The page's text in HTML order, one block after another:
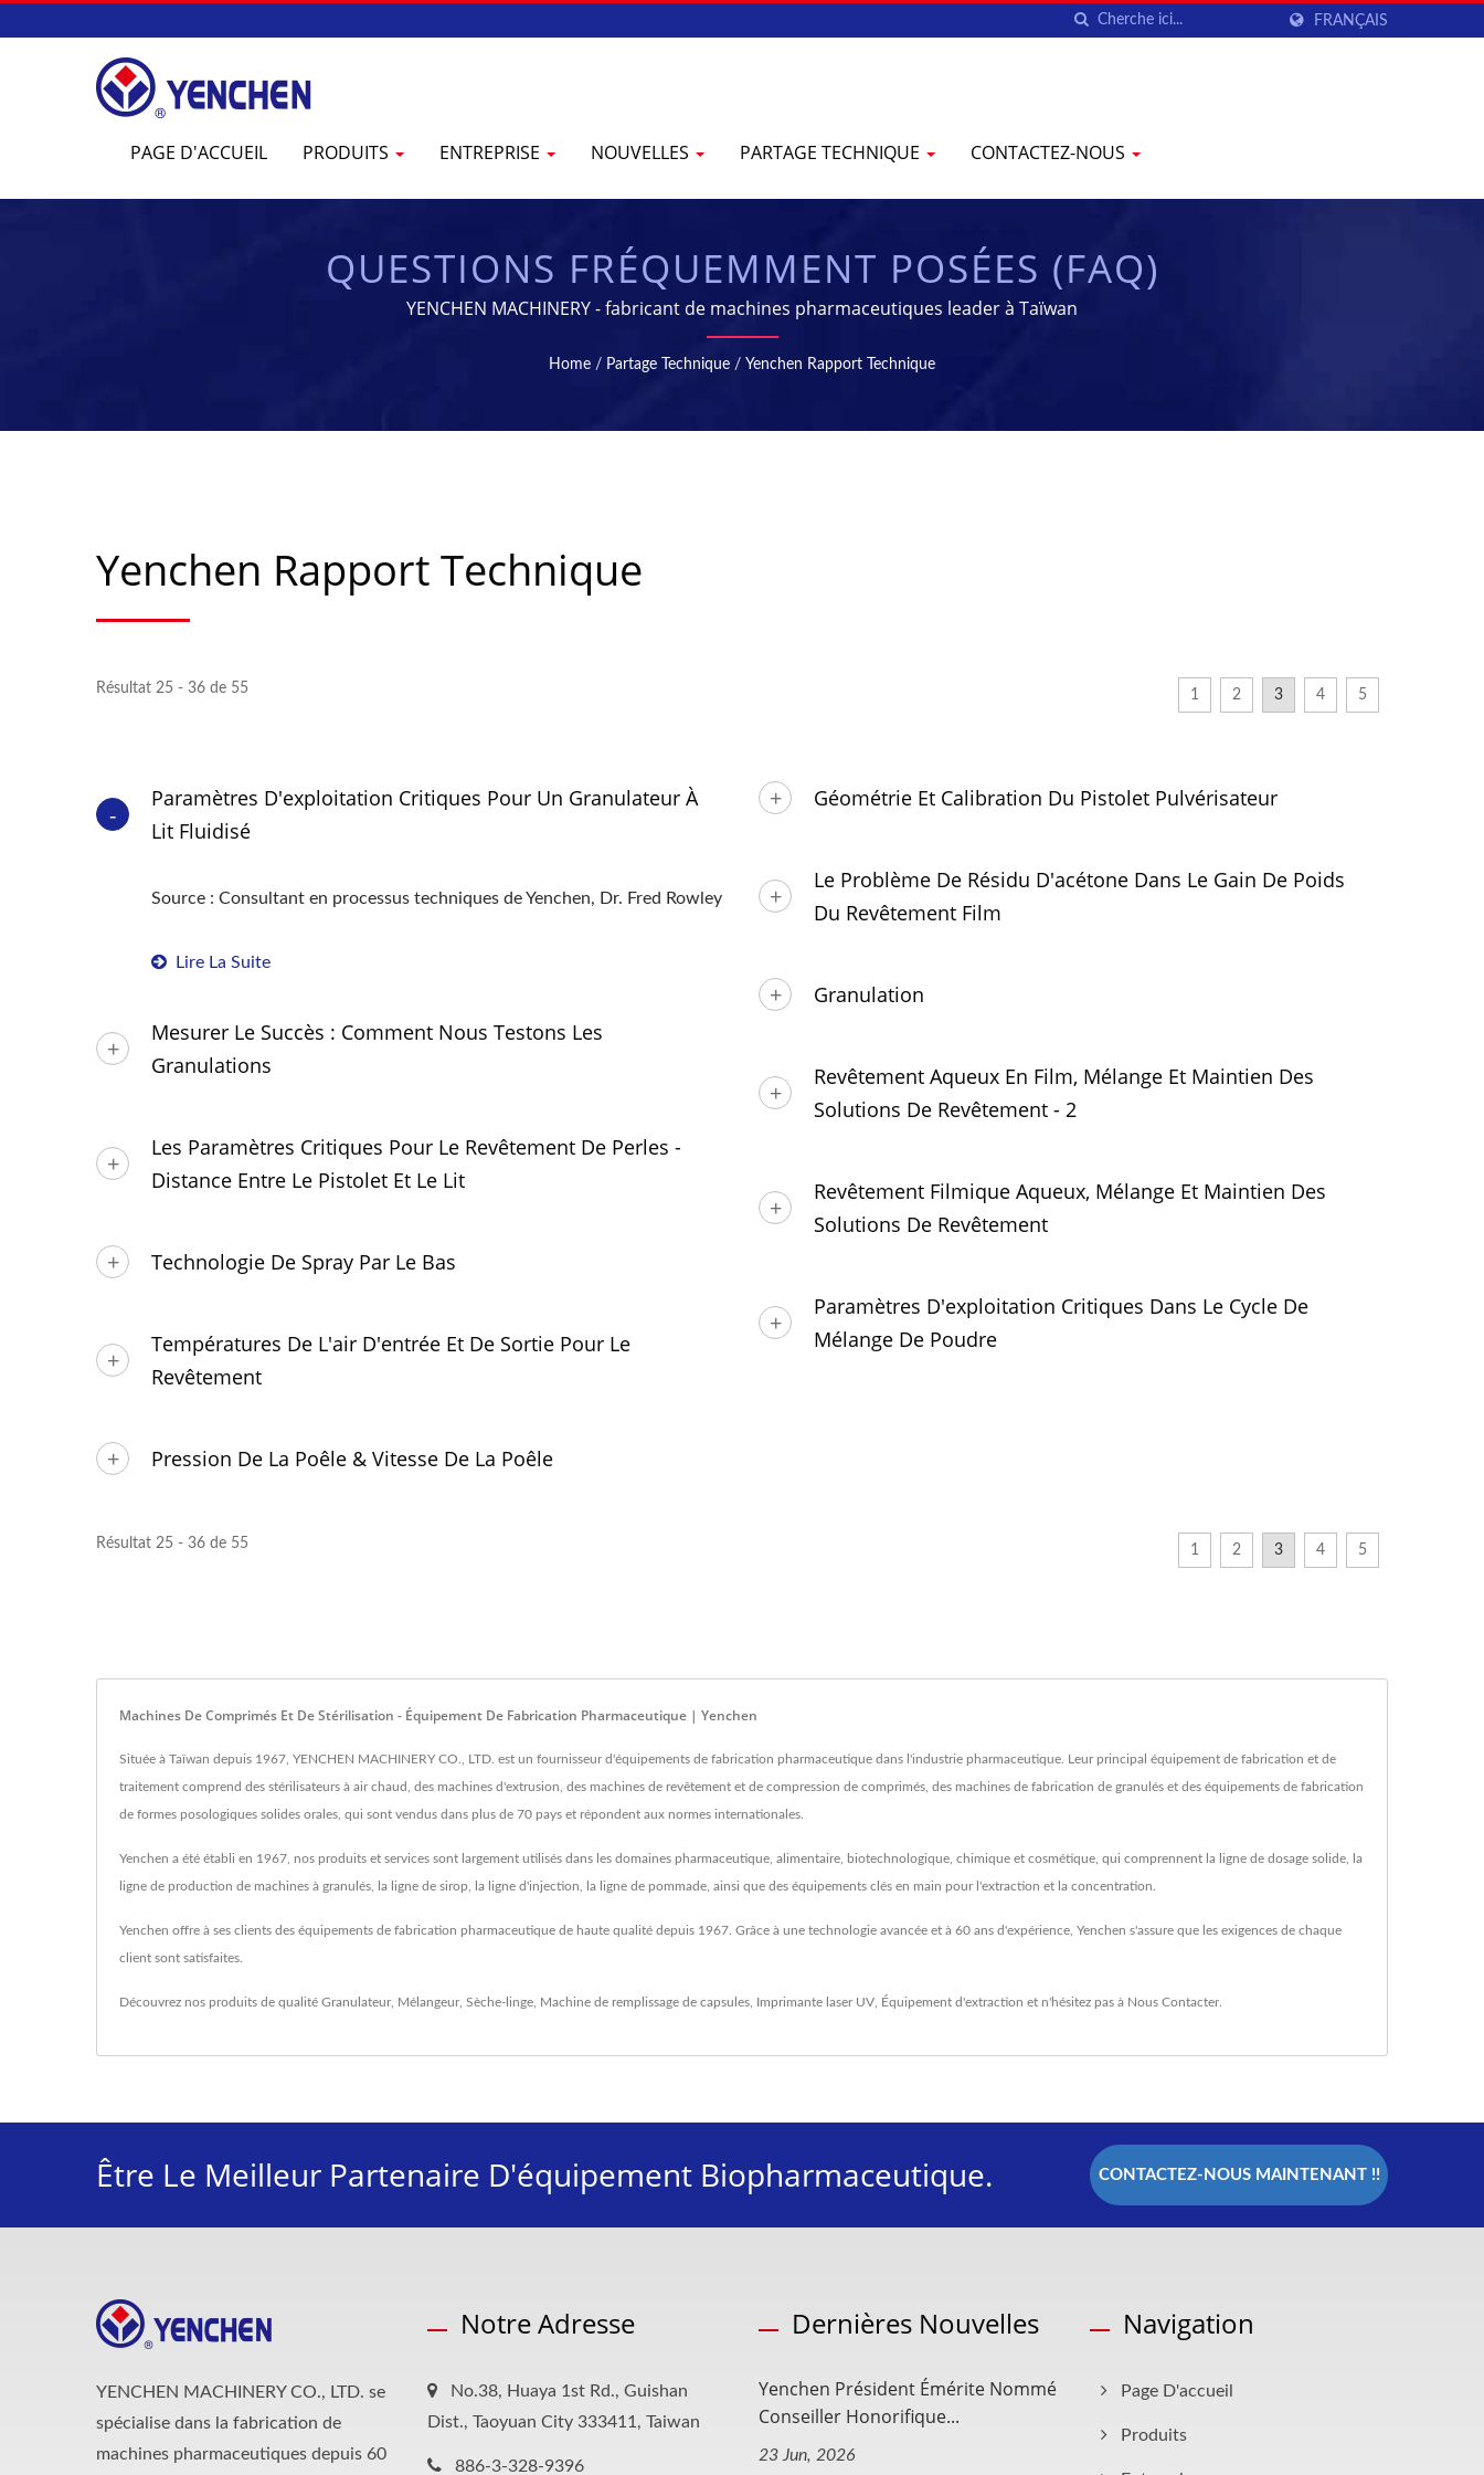
FRANÇAIS
PAGE D'ACCUEIL PRODUITS ENTREPRISE NOUVELLES PARTAGE TECHNIQUE CONTACTEZ-NOUS
QUESTIONS FRÉQUEMMENT POSÉES (FAQ)
YENCHEN MACHINERY - fabricant de machines pharmaceutiques leader à Taïwan
Home / Partage Technique / Yenchen Rapport Technique
Yenchen Rapport Technique
Résultat 25 - 36 de 55 1 2 3 4 5
Paramètres D'exploitation Critiques Pour Un Granulateur À
Lit Fluidisé
Source : Consultant en processus techniques de Yenchen, Dr. Fred Rowley
Lire La Suite
Mesurer Le Succès : Comment Nous Testons Les
Granulations
Les Paramètres Critiques Pour Le Revêtement De Perles -
Distance Entre Le Pistolet Et Le Lit
Technologie De Spray Par Le Bas
Températures De L'air D'entrée Et De Sortie Pour Le
Revêtement
Pression De La Poêle & Vitesse De La Poêle
Géométrie Et Calibration Du Pistolet Pulvérisateur
Le Problème De Résidu D'acétone Dans Le Gain De Poids
Du Revêtement Film
Granulation
Revêtement Aqueux En Film, Mélange Et Maintien Des
Solutions De Revêtement - 2
Revêtement Filmique Aqueux, Mélange Et Maintien Des
Solutions De Revêtement
Paramètres D'exploitation Critiques Dans Le Cycle De
Mélange De Poudre
Résultat 25 - 36 de 55 1 2 3 4 5
Machines De Comprimés Et De Stérilisation - Équipement De Fabrication Pharmaceutique | Yenchen
Située à Taïwan depuis 1967, YENCHEN MACHINERY CO., LTD. est un fournisseur d'équipements de fabrication pharmaceutique dans l'industrie pharmaceutique. Leur principal équipement de fabrication et de
traitement comprend des stérilisateurs à air chaud, des machines d'extrusion, des machines de revêtement et de compression de comprimés, des machines de fabrication de granulés et des équipements de fabrication
de formes posologiques solides orales, qui sont vendus dans plus de 70 pays et répondent aux normes internationales.
Yenchen a été établi en 1967, nos produits et services sont largement utilisés dans les domaines pharmaceutique, alimentaire, biotechnologique, chimique et cosmétique, qui comprennent la ligne de dosage solide, la
ligne de production de machines à granulés, la ligne de sirop, la ligne d'injection, la ligne de pommade, ainsi que des équipements clés en main pour l'extraction et la concentration.
Yenchen offre à ses clients des équipements de fabrication pharmaceutique de haute qualité depuis 1967. Grâce à une technologie avancée et à 60 ans d'expérience, Yenchen s'assure que les exigences de chaque
client sont satisfaites.
Découvrez nos produits de qualité Granulateur, Mélangeur, Sèche-linge Machine de remplissage de capsules Imprimante laser UV Équipement d'extraction et n'hésitez pas à Nous Contacter.
Être Le Meilleur Partenaire D'équipement Biopharmaceutique. CONTACTEZ-NOUS MAINTENANT !!
YENCHEN MACHINERY CO., LTD. se
spécialise dans la fabrication de
machines pharmaceutiques depuis 60
Notre Adresse
No.38, Huaya 1st Rd., Guishan
Dist., Taoyuan City 333411, Taiwan
886-3-328-9396
Dernières Nouvelles
Yenchen Président Émérite Nommé
Conseiller Honorifique...
23 Jun, 2026
Navigation
Page D'accueil
Produits